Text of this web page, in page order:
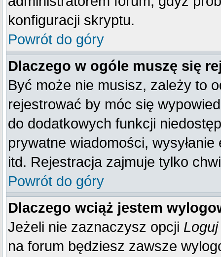
konfiguracji skryptu.
Powrót do góry
Dlaczego w ogóle muszę się
Być może nie musisz, zależy to
rejestrować by móc się
do dodatkowych funkcji
prywatne wiadomości,
itd. Rejestracja zajmuje tylko
Powrót do góry
Dlaczego wciąż jestem
Jeżeli nie zaznaczysz opcji
na forum będziesz zawsze